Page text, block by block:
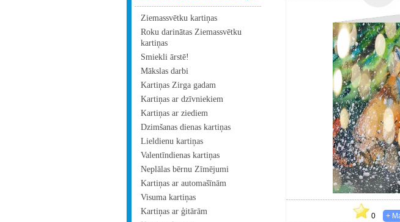
Ziemassvētku kartiņas
Roku darinātas Ziemassvētku
kartiņas
Smiekli ārstē!
Mākslas darbi
Kartiņas Zirga gadam
Kartiņas ar dzīvniekiem
Kartiņas ar ziediem
Dzimšanas dienas kartiņas
Lieldienu kartiņas
Valentīndienas kartiņas
Neplālas bērnu Zīmējumi
Kartiņas ar automašīnām
Visuma kartiņas
Kartiņas ar ģitārām
0